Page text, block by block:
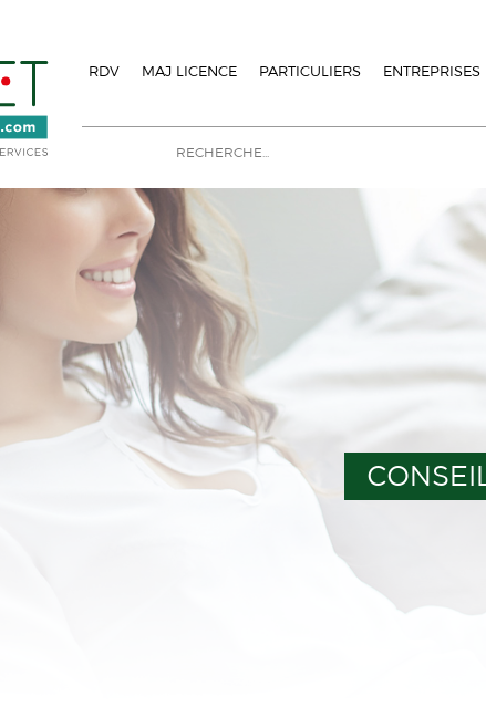
RDV MAJ LICENCE PARTICULIERS ENTREPRISES